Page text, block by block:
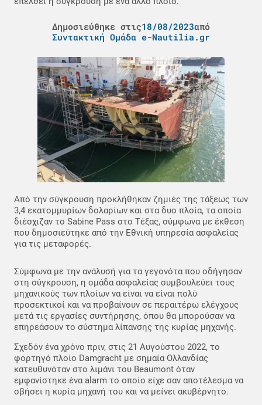
Δημοσιεύθηκε στις18/08/2023από
Συντακτική Ομάδα e-Nautilia.gr
Από την σύγκρουση προκλήθηκαν ζημιές της τάξεως των
3,4 εκατομμυρίων δολαρίων και στα δυο πλοία, τα οποία
διέσχιζαν το Sabine Pass στο Τέξας, σύμφωνα με έκθεση
που δημοσιεύτηκε από την Εθνική υπηρεσία ασφαλείας
για τις μεταφορές.
Σύμφωνα με την ανάλυσή για τα γεγονότα που οδήγησαν
στη σύγκρουση, η ομάδα ασφαλείας συμβουλεύει τους
μηχανικούς των πλοίων να είναι να είναι πολύ
προσεκτικοί και να προβαίνουν σε περαιτέρω ελέγχους
μετά τις εργασίες συντήρησης, όπου θα μπορούσαν να
επηρεάσουν το σύστημα λίπανσης της κυρίας μηχανής.
Σχεδόν ένα χρόνο πριν, στις 21 Αυγούστου 2022, το
φορτηγό πλοίο Damgracht με σημαία Ολλανδίας
κατευθυνόταν στο λιμάνι του Beaumont όταν
εμφανίστηκε ένα alarm το οποίο είχε σαν αποτέλεσμα να
σβήσει η κυρία μηχανή του και να μείνει ακυβέρνητο.